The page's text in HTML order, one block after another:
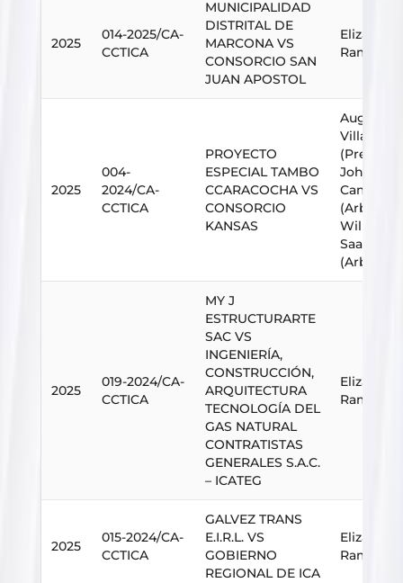
2025
014-2025/CA-
CCTICA
MUNICIPALIDAD
DISTRITAL DE
MARCONA VS
CONSORCIO SAN
JUAN APOSTOL
Ramos
2025
004-
2024/CA-
CCTICA
PROYECTO
ESPECIAL TAMBO
CCARACOCHA VS
CONSORCIO
KANSAS
Augusto
Johan
Camargo
(Arbitro),
Wiliam
Saavedra
(Arbitro)
2025
019-2024/CA-
CCTICA
MY J
ESTRUCTURARTE
SAC VS
INGENIERÍA,
CONSTRUCCIÓN,
ARQUITECTURA
TECNOLOGÍA DEL
GAS NATURAL
CONTRATISTAS
GENERALES S.A.C.
– ICATEG
Ramos
2025
015-2024/CA-
CCTICA
GALVEZ TRANS
E.I.R.L. VS
GOBIERNO
REGIONAL DE ICA
Ramos